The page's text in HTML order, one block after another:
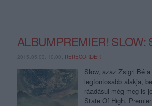
ALBUMPREMIER! SLOW:
2015.05.03. 10:00, RERECORDER
Slow, azaz Zsigri Bé
legfontosabb alakja,
ráadásul még meg is
State Of High.